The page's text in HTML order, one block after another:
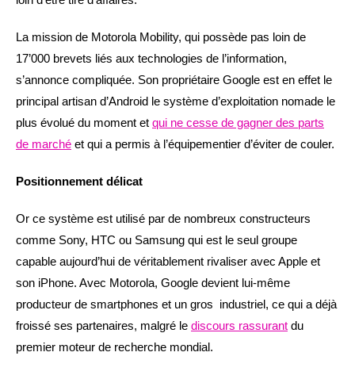
La mission de Motorola Mobility, qui possède pas loin de
17’000 brevets liés aux technologies de l’information,
s’annonce compliquée. Son propriétaire Google est en effet le
principal artisan d’Android le système d’exploitation nomade le
plus évolué du moment et qui ne cesse de gagner des parts
de marché et qui a permis à l’équipementier d’éviter de couler.
Positionnement délicat
Or ce système est utilisé par de nombreux constructeurs
comme Sony, HTC ou Samsung qui est le seul groupe
capable aujourd’hui de véritablement rivaliser avec Apple et
son iPhone. Avec Motorola, Google devient lui-même
producteur de smartphones et un gros industriel, ce qui a déjà
froissé ses partenaires, malgré le discours rassurant du
premier moteur de recherche mondial.